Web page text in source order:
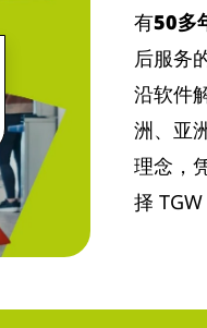
有50多
后服务
沿软件
洲、亚
理念，
择